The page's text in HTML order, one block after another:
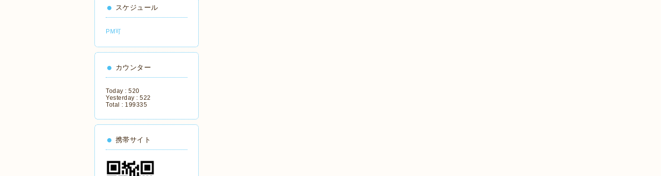
スケジュール
PM可
カウンター
Today : 520
Yesterday : 522
Total : 199335
携帯サイト